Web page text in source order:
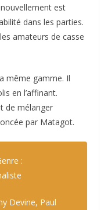
est
dans les parties.
amateurs de casse
même gamme. Il
en l’affinant.
de mélanger
par Matagot.
:
Devine, Paul